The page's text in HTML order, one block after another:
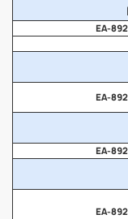
EA-
EA-
EA-
EA-